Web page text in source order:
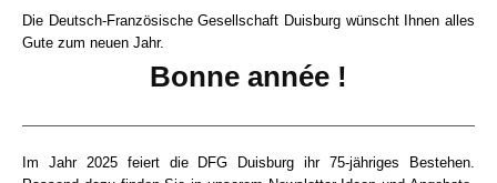
Die Deutsch-Französische Gesellschaft Duisburg wünscht Ihnen alles
Gute zum neuen Jahr.
Bonne année !
Im Jahr 2025 feiert die DFG Duisburg ihr 75-jähriges Bestehen.